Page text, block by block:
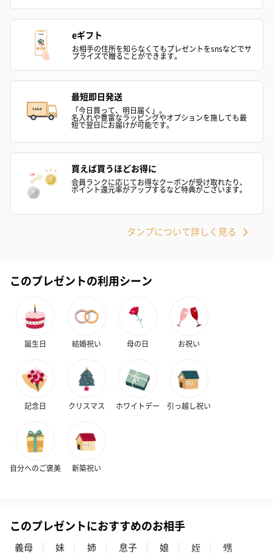
eギフト
お相手の住所を知らなくてもプレゼントをsnsなどでサ
プライズで贈ることができます。
最短即日発送
「今日買って、明日届く」。
名入れや豊富なラッピングやオプションを施しても最
短で翌日にお届けが可能です。
買えば買うほどお得に
会員ランクに応じてお得なクーポンが受け取れたり、
ポイント還元率がアップするなど特典がございます。
タンプについて詳しく見る
このプレゼントの利用シーン
誕生日 結婚祝い 母の日 お祝い
記念日 クリスマス ホワイトデー 引っ越し祝い
自分へのご褒美 新築祝い
このプレゼントにおすすめのお相手
義母 妹 姉 息子 娘 姪 甥